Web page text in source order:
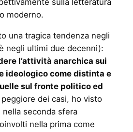
sulla letteratura
moderno.
una tragica tendenza negli
negli ultimi due decenni):
l’attività anarchica sui
ideologico come distinta e
sul fronte politico ed
dei casi, ho visto
seconda sfera
nella prima come